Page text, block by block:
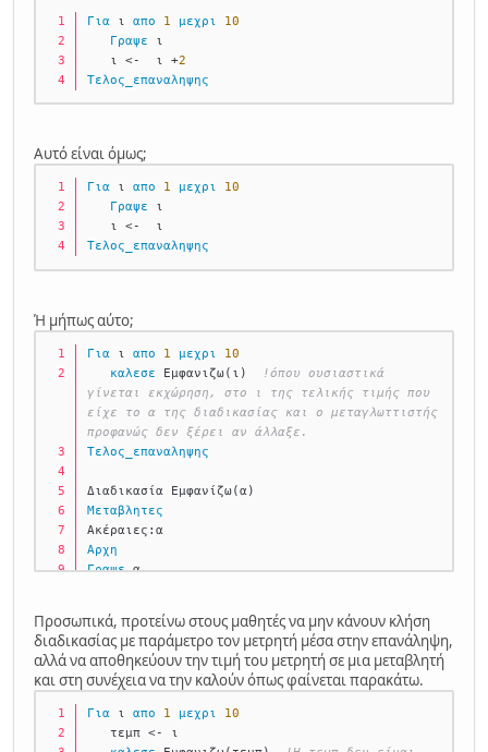
Για ι απο 1 μεχρι
10
Γραψε ι
ι <-  ι +2
Τελος_επαναληψης
Αυτό είναι όμως;
Για ι απο 1 μεχρι
10
Γραψε ι
ι <-  ι
Τελος_επαναληψης
Ή μήπως αύτο;
Για ι απο 1 μεχρι
10
καλεσε Εμφανιζω(ι)
!όπου ουσιαστικά
γίνεται εκχώρηση, στο ι της τελικής τιμής που
είχε το α της διαδικασίας και ο μεταγλωττιστής
προφανώς δεν ξέρει αν άλλαξε.
Τελος_επαναληψης
Διαδικασία Εμφανίζω(α)
Μεταβλητες
Ακέραιες:α
Αρχη
Γραψε α
Προσωπικά, προτείνω στους μαθητές να μην κάνουν κλήση
διαδικασίας με παράμετρο τον μετρητή μέσα στην επανάληψη,
αλλά να αποθηκεύουν την τιμή του μετρητή σε μια μεταβλητή
και στη συνέχεια να την καλούν όπως φαίνεται παρακάτω.
Για ι απο 1 μεχρι
10
τεμπ <- ι